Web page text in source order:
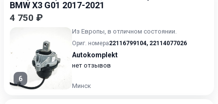
BMW X3 G01 2017-2021
4 750 ₽
6
Из Европы, в отличном состоянии.
Ориг. номера22116799104, 22114077026
Autokomplekt
нет отзывов
Минск